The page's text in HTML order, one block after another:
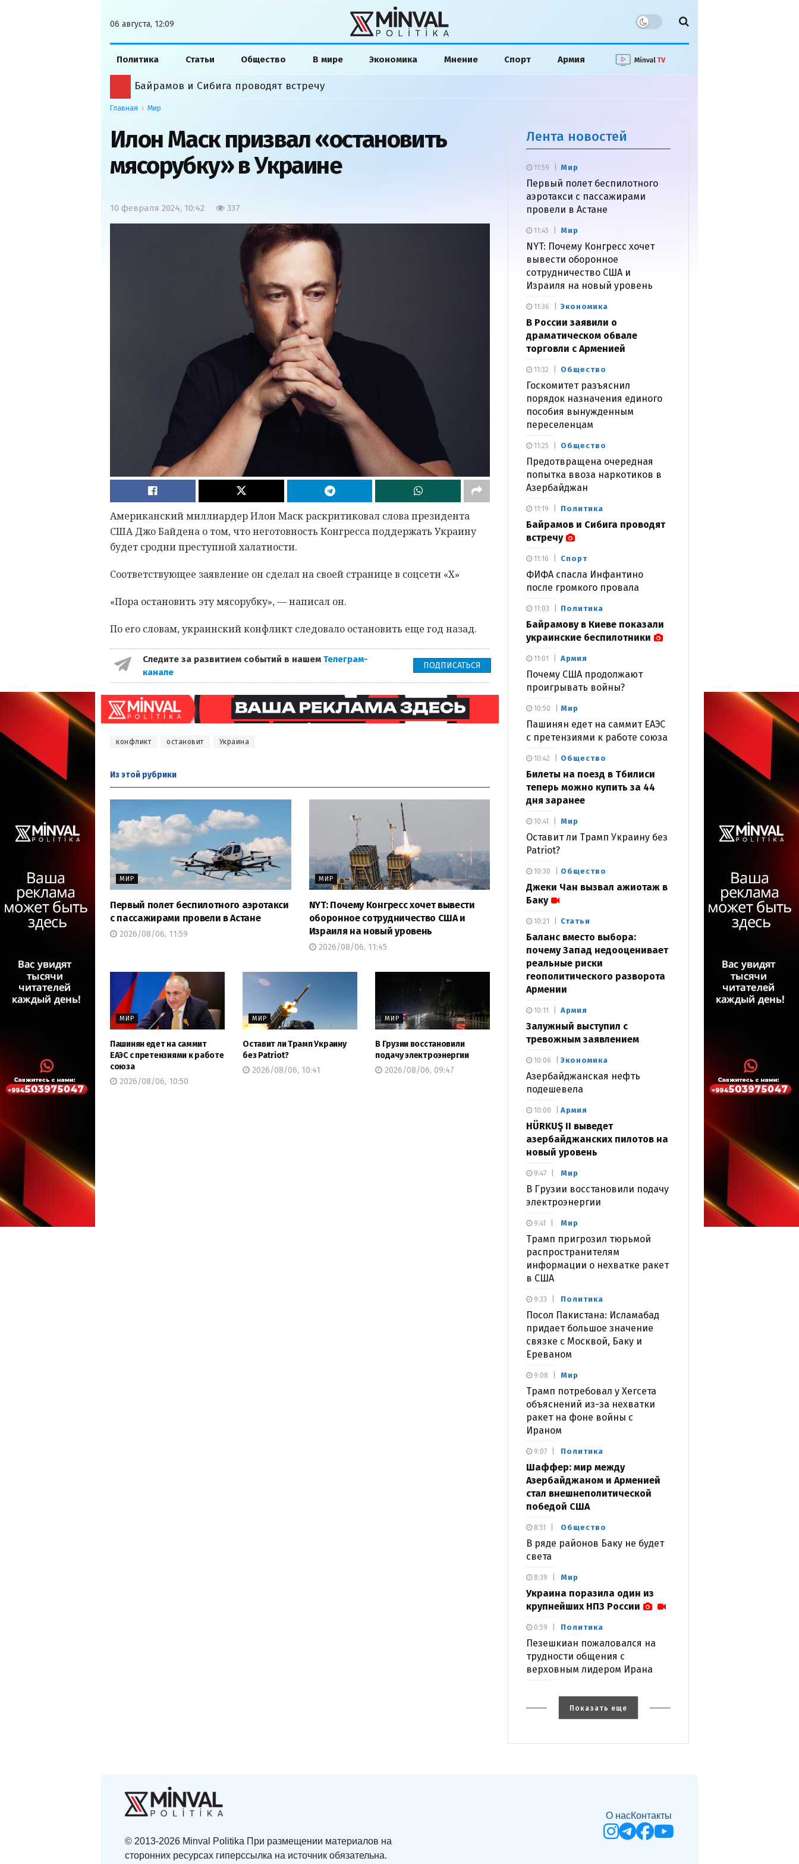
06 августа, 12:09
Политика Статьи Общество В мире Экономика Мнение Спорт Армия
Байрамов и Сибига проводят встречу
Главная Мир
Илон Маск призвал «остановить
мясорубку» в Украине
10 февраля 2024, 10:42 337
Американский миллиардер Илон Маск раскритиковал слова президента
США Джо Байдена о том, что неготовность Конгресса поддержать Украину
будет сродни преступной халатности.
Соответствующее заявление он сделал на своей странице в соцсети «Х»
«Пора остановить эту мясорубку», — написал он.
По его словам, украинский конфликт следовало остановить еще год назад.
Следите за развитием событий в нашем Телеграм-
канале
ПОДПИСАТЬСЯ
конфликт остановит Украина
Из этой рубрики
МИР
Первый полет беспилотного аэротакси
с пассажирами провели в Астане
2026/08/06, 11:59
МИР
NYT: Почему Конгресс хочет вывести
оборонное сотрудничество США и
Израиля на новый уровень
2026/08/06, 11:45
МИР
Пашинян едет на саммит
ЕАЭС с претензиями к работе
союза
2026/08/06, 10:50
МИР
Оставит ли Трамп Украину
без Patriot?
2026/08/06, 10:41
МИР
В Грузии восстановили
подачу электроэнергии
2026/08/06, 09:47
Лента новостей
Мир
Первый полет беспилотного
аэротакси с пассажирами
провели в Астане
11:59
Мир
NYT: Почему Конгресс хочет
вывести оборонное
сотрудничество США и
Израиля на новый уровень
11:45
Экономика
В России заявили о
драматическом обвале
торговли с Арменией
11:36
Общество
Госкомитет разъяснил
порядок назначения единого
пособия вынужденным
переселенцам
11:32
Общество
Предотвращена очередная
попытка ввоза наркотиков в
Азербайджан
11:25
Политика
Байрамов и Сибига проводят
встречу
11:19
Спорт
ФИФА спасла Инфантино
после громкого провала
11:16
Политика
Байрамову в Киеве показали
украинские беспилотники
11:03
Армия
Почему США продолжают
проигрывать войны?
11:01
Мир
Пашинян едет на саммит ЕАЭС
с претензиями к работе союза
10:50
Общество
Билеты на поезд в Тбилиси
теперь можно купить за 44
дня заранее
10:42
Мир
Оставит ли Трамп Украину без
Patriot?
10:41
Общество
Джеки Чан вызвал ажиотаж в
Баку
10:30
Статьи
Баланс вместо выбора:
почему Запад недооценивает
реальные риски
геополитического разворота
Армении
10:21
Армия
Залужный выступил с
тревожным заявлением
10:11
Экономика
Азербайджанская нефть
подешевела
10:06
Армия
HÜRKUŞ II выведет
азербайджанских пилотов на
новый уровень
10:00
Мир
В Грузии восстановили подачу
электроэнергии
9:47
Мир
Трамп пригрозил тюрьмой
распространителям
информации о нехватке ракет
в США
9:41
Политика
Посол Пакистана: Исламабад
придает большое значение
связке с Москвой, Баку и
Ереваном
9:33
Мир
Трамп потребовал у Хегсета
объяснений из-за нехватки
ракет на фоне войны с
Ираном
9:08
Политика
Шаффер: мир между
Азербайджаном и Арменией
стал внешнеполитической
победой США
9:07
Общество
В ряде районов Баку не будет
света
8:51
Мир
Украина поразила один из
крупнейших НПЗ России
8:39
Политика
Пезешкиан пожаловался на
трудности общения с
верховным лидером Ирана
0:59
Показать еще
© 2013-2026 Minval Politika При размещении материалов на
сторонних ресурсах гиперссылка на источник обязательна.
О насКонтакты